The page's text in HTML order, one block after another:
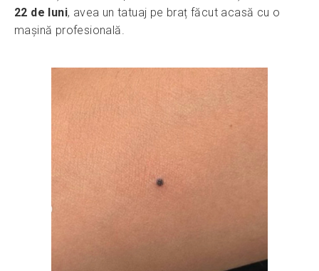
22 de luni, avea un tatuaj pe braț făcut acasă cu o
mașină profesională.